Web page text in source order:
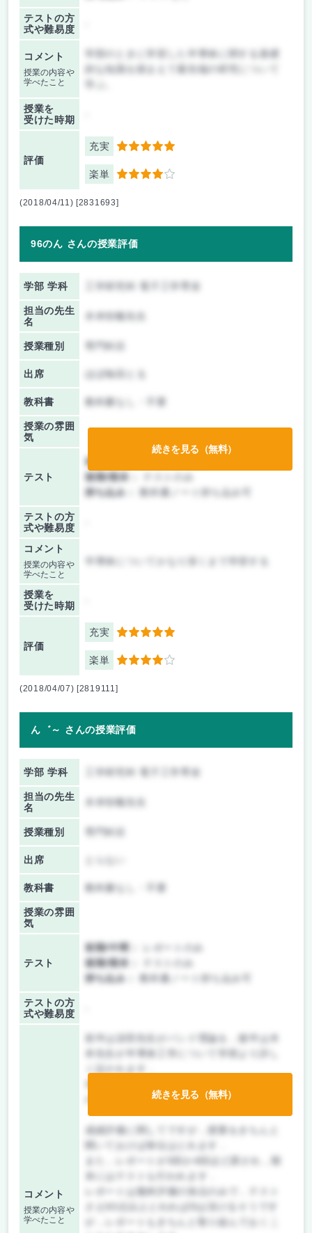
テストの方
式や難易度
コメント
授業の内容や
学べたこと
的な知識を踏まえて最先端の研究について
授業を
受けた時期
評価
充実 5
楽単 4
(2018/04/11) [2831693]
96のん さんの授業評価
学部 学科
担当の先生
名
木本恒暢先生
授業種別
出席 ほぼ毎回とる
教科書 教科書なし・不要
授業の雰囲
気
テスト
前期/中間：
後期/期末：
持ち込み：
教科書ノート持ち込み可
テストの方
式や難易度
コメント
授業の内容や
学べたこと
授業を
受けた時期
評価
充実 5
楽単 4
続きを見る（無料）
(2018/04/07) [2819111]
ん゛～ さんの授業評価
学部 学科
担当の先生
名
木本恒暢先生
授業種別
出席
教科書 教科書なし・不要
授業の雰囲
気
テスト
前期/中間：
後期/期末：
持ち込み：
教科書ノート持ち込み可
テストの方
式や難易度
コメント
授業の内容や
学べたこと
前半は須田先生がバンド理論を，後半は木
の学生はぜひ受講すべきと思います．
成績評価に関してですが，授業をきちんと
レポートは最終評価の加点のみで，テスト
続きを見る（無料）